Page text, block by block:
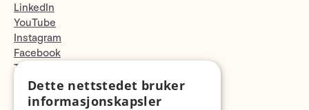
LinkedIn
YouTube
Instagram
Facebook
TikTok
Fotopodden
Dette nettstedet bruker
informasjonskapsler